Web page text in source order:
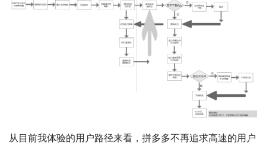
从目前我体验的用户路径来看，拼多多不再追求高速的用户